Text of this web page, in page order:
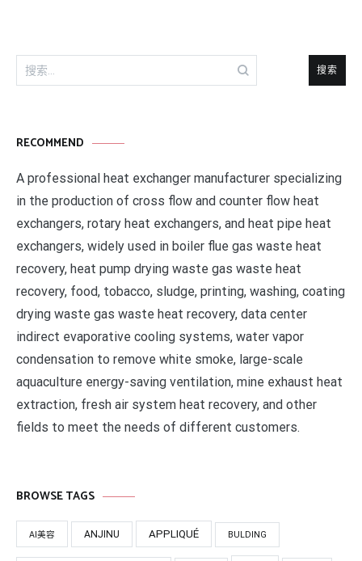
搜
索：
RECOMMEND
A professional heat exchanger manufacturer specializing
in the production of cross flow and counter flow heat
exchangers, rotary heat exchangers, and heat pipe heat
exchangers, widely used in boiler flue gas waste heat
recovery, heat pump drying waste gas waste heat
recovery, food, tobacco, sludge, printing, washing, coating
drying waste gas waste heat recovery, data center
indirect evaporative cooling systems, water vapor
condensation to remove white smoke, large-scale
aquaculture energy-saving ventilation, mine exhaust heat
extraction, fresh air system heat recovery, and other
fields to meet the needs of different customers.
BROWSE TAGS
AI美容 ANJINU APPLIQUÉ BULDING